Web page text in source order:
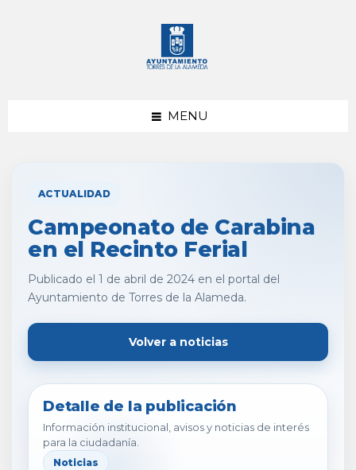
MENU
ACTUALIDAD
Campeonato de Carabina
en el Recinto Ferial
Publicado el 1 de abril de 2024 en el portal del
Ayuntamiento de Torres de la Alameda.
Volver a noticias
Detalle de la publicación
Información institucional, avisos y noticias de interés
para la ciudadanía.
Noticias